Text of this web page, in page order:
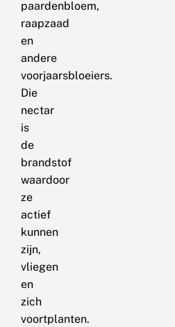
paardenbloem,
raapzaad
en
andere
voorjaarsbloeiers.
Die
nectar
is
de
brandstof
waardoor
ze
actief
kunnen
zijn,
vliegen
en
zich
voortplanten.